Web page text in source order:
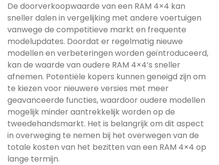
De doorverkoopwaarde van een RAM 4×4 kan
sneller dalen in vergelijking met andere voertuigen
vanwege de competitieve markt en frequente
modelupdates. Doordat er regelmatig nieuwe
modellen en verbeteringen worden geïntroduceerd,
kan de waarde van oudere RAM 4×4’s sneller
afnemen. Potentiële kopers kunnen geneigd zijn om
te kiezen voor nieuwere versies met meer
geavanceerde functies, waardoor oudere modellen
mogelijk minder aantrekkelijk worden op de
tweedehandsmarkt. Het is belangrijk om dit aspect
in overweging te nemen bij het overwegen van de
totale kosten van het bezitten van een RAM 4×4 op
lange termijn.